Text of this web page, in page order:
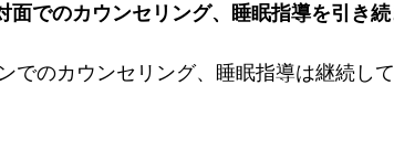
面でのカウンセリング、睡眠指導を引き
でのカウンセリング、睡眠指導は継続し